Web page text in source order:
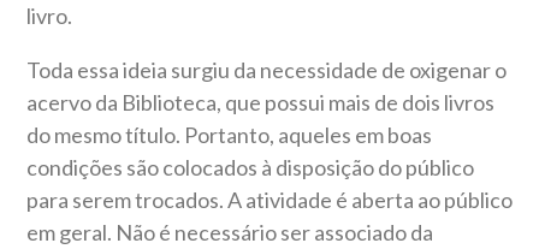
livro.
Toda essa ideia surgiu da necessidade de oxigenar o
acervo da Biblioteca, que possui mais de dois livros
do mesmo título. Portanto, aqueles em boas
condições são colocados à disposição do público
para serem trocados. A atividade é aberta ao público
em geral. Não é necessário ser associado da